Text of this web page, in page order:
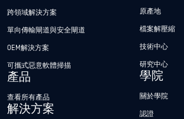
跨領域解決方案
單向傳輸閘道與安全閘道
OEM解決方案
可攜式惡意軟體掃描
產品
查看所有產品
解決方案
原產地
檔案解壓縮
技術中心
研究中心
學院
關於學院
認證